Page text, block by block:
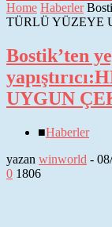
Home Haberler
TÜRLÜ YÜZEYE
Bostik’ten
UYGUN
■Haberler
yazan winworld -
0 1806